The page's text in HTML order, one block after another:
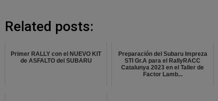
Related posts:
Primer RALLY con el NUEVO KIT
de ASFALTO del SUBARU
Preparación del Subaru Impreza
STI Gr.A para el RallyRACC
Catalunya 2023 en el Taller de
Factor Lamb...